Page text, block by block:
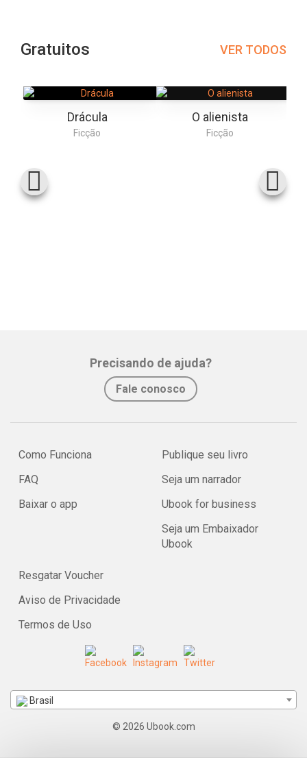
Gratuitos VER TODOS
Drácula
Ficção
O alienista
Ficção
Precisando de ajuda?
Fale conosco
Como Funciona
FAQ
Baixar o app
Publique seu livro
Seja um narrador
Ubook for business
Seja um Embaixador
Ubook
Resgatar Voucher
Aviso de Privacidade
Termos de Uso
Brasil
© 2026 Ubook.com